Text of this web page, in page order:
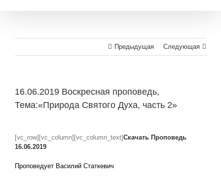
Предыдущая Следующая
16.06.2019 Воскресная проповедь,
Тема:«Природа Святого Духа, часть 2»
Image
[vc_row][vc_column][vc_column_text]Скачать Проповедь
16.06.2019
Проповедует Василий Статкевич